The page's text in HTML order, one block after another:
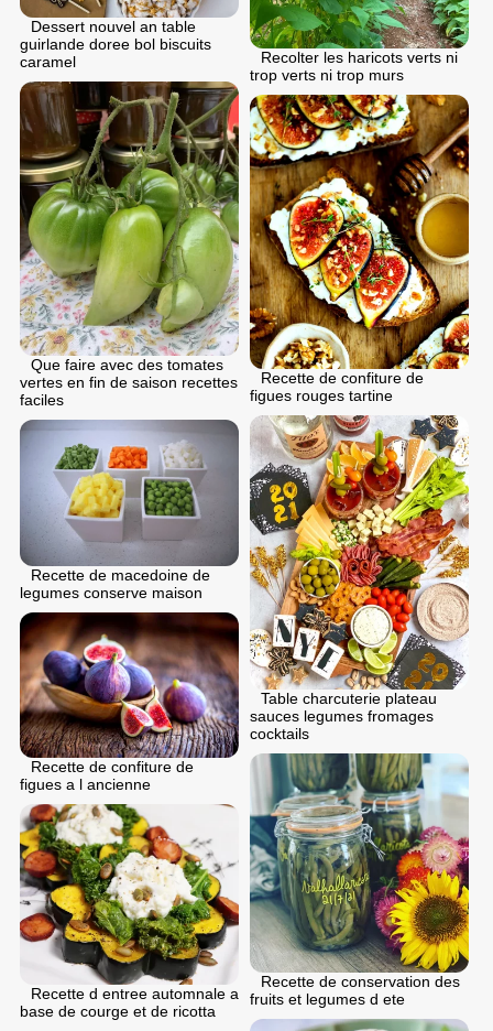
Dessert nouvel an table
guirlande doree bol biscuits
caramel
Recolter les haricots verts ni
trop verts ni trop murs
Que faire avec des tomates
vertes en fin de saison recettes
faciles
Recette de confiture de
figues rouges tartine
Table charcuterie plateau
sauces legumes fromages
cocktails
Recette de macedoine de
legumes conserve maison
Recette de confiture de
figues a l ancienne
Recette de conservation des
fruits et legumes d ete
Recette d entree automnale a
base de courge et de ricotta